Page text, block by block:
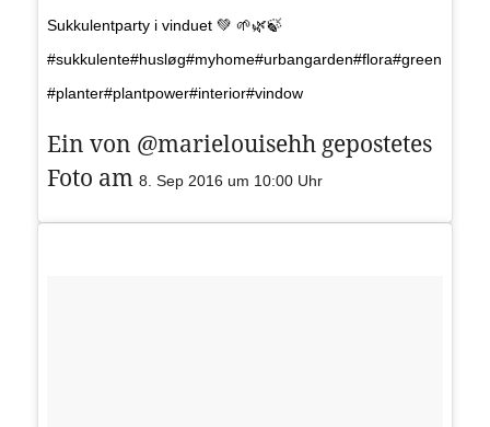
Sukkulentparty i vinduet 💚 🌱🌿🍃
#sukkulente#husløg#myhome#urbangarden#flora#green
#planter#plantpower#interior#vindow
Ein von @marielouisehh gepostetes
Foto am 8. Sep 2016 um 10:00 Uhr